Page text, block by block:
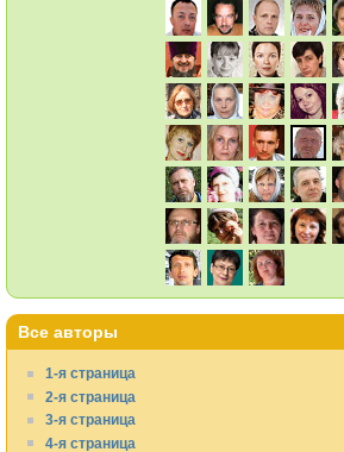
Все авторы
1-я страница
2-я страница
3-я страница
4-я страница